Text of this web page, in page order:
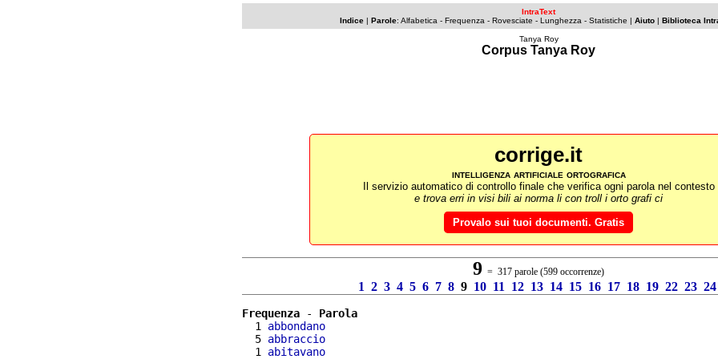
IntraText
Indice | Parole: Alfabetica - Frequenza - Rovesciate - Lunghezza - Statistiche | Aiuto | Biblioteca
Tanya Roy
Corpus Tanya Roy
corrige.it
intelligenza artificiale ortografica
Il servizio automatico di controllo finale che verifica ogni parola nel contesto
e trova erri in visi bili ai norma li con troll i orto grafi ci
Provalo sui tuoi documenti. Gratis
9 = 317 parole (599 occorrenze)
1 2 3 4 5 6 7 8 9 10 11 12 13 14 15 16 17 18 19 22 23 24
Frequenza - Parola
  1
abbondano
  5
abbraccio
  1
abitavano